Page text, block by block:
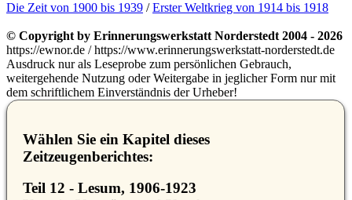
Die Zeit von 1900 bis 1939 /Erster Weltkrieg von 1914 bis 1918
© Copyright by Erinnerungswerkstatt Norderstedt 2004 - 2026
https://ewnor.de / https://www.erinnerungswerkstatt-norderstedt.de
Ausdruck nur als Leseprobe zum persönlichen Gebrauch,
weitergehende Nutzung oder Weitergabe in jeglicher Form nur mit
dem schriftlichem Einverständnis der Urheber!
Wählen Sie ein Kapitel dieses
Zeitzeugenberichtes:
Teil 12 - Lesum, 1906-1923